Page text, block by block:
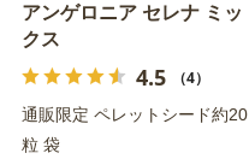
アンゲロニア セレナ ミッ
クス
4.5 （4）
通販限定 ペレットシード約20
粒 袋